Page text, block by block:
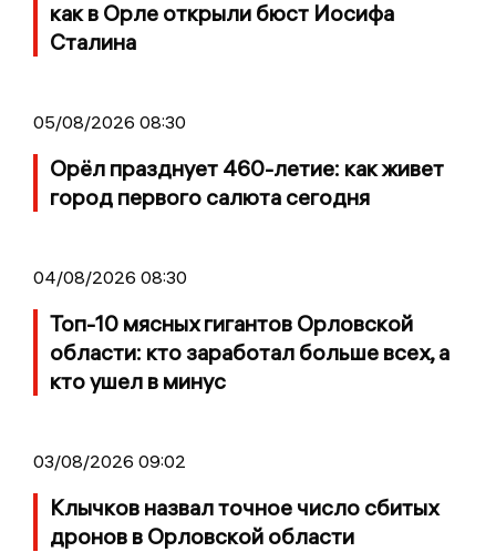
как в Орле открыли бюст Иосифа
Сталина
05/08/2026 08:30
Орёл празднует 460-летие: как живет
город первого салюта сегодня
04/08/2026 08:30
Топ-10 мясных гигантов Орловской
области: кто заработал больше всех, а
кто ушел в минус
03/08/2026 09:02
Клычков назвал точное число сбитых
дронов в Орловской области